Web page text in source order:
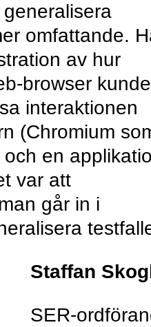
omfattande.
av hur
browser kunde
interaktionen
(Chromium
en
var att
går in i
Staffan
SER-